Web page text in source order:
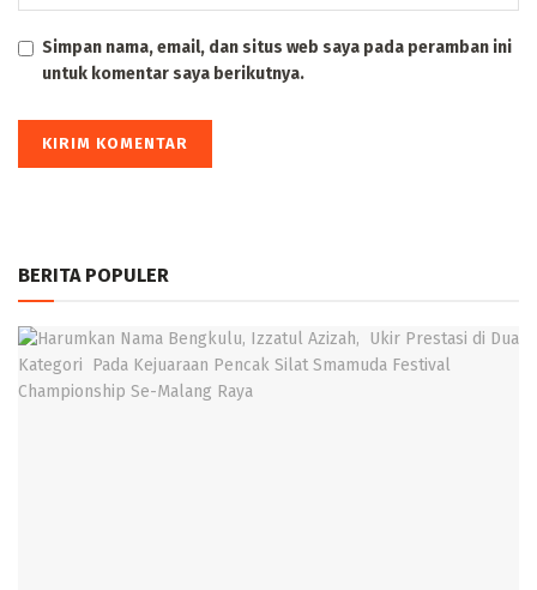
Simpan nama, email, dan situs web saya pada peramban ini
untuk komentar saya berikutnya.
BERITA POPULER